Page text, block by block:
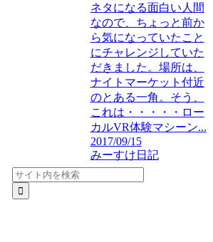
ネタになる面白い人間
なので、ちょっと前か
ら気になっていたこと
にチャレンジしていた
だきました。場所は、
ナイトマーケット付近
のとある一角。そう、
これは・・・・・ロー
カルVR体験マシーン...
2017/09/15
みーすけ日記